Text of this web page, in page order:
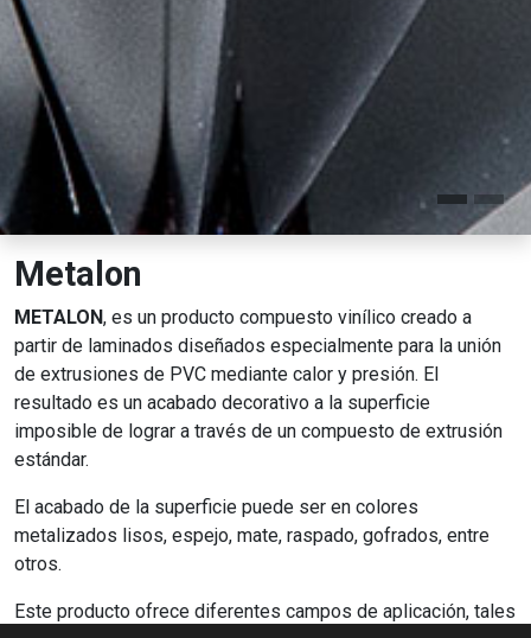
Metalon
METALON, es un producto compuesto vinílico creado a
partir de laminados diseñados especialmente para la unión
de extrusiones de PVC mediante calor y presión. El
resultado es un acabado decorativo a la superficie
imposible de lograr a través de un compuesto de extrusión
estándar.
El acabado de la superficie puede ser en colores
metalizados lisos, espejo, mate, raspado, gofrados, entre
otros.
Este producto ofrece diferentes campos de aplicación, tales